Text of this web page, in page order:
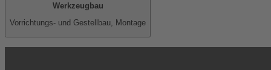
Werkzeugbau
Vorrichtungs- und Gestellbau, Montage